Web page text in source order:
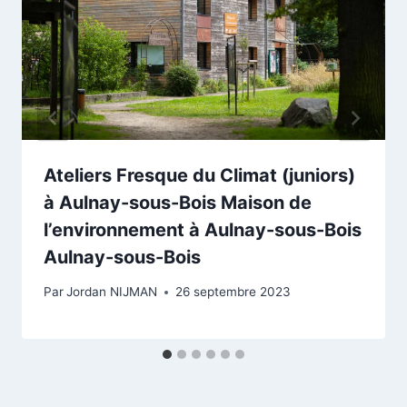
Ateliers Fresque du Climat (juniors)
à Aulnay-sous-Bois Maison de
l’environnement à Aulnay-sous-Bois
Aulnay-sous-Bois
ParJordan NIJMAN 26 septembre 2023